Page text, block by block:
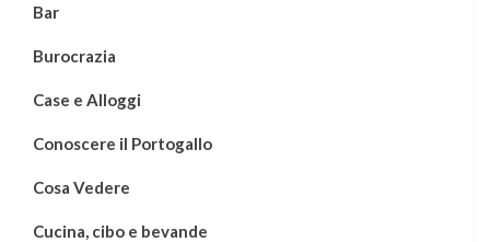
Bar
Burocrazia
Case e Alloggi
Conoscere il Portogallo
Cosa Vedere
Cucina, cibo e bevande